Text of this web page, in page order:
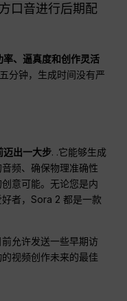
口音进行后期配
率、逼真度和创作灵活
分钟，生成时间没有严
迈出一大步. .它能够生成
频、确保物理准确性
意可能。无论您是内
者，Sora 2 都是一款
允许发送一些早期访
视频创作未来的最佳